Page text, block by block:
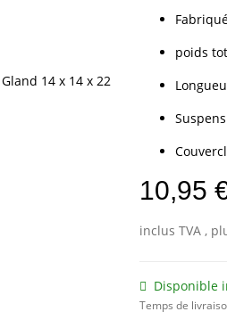
poids
10,95
inclus TVA ,
Disponible
Temps de